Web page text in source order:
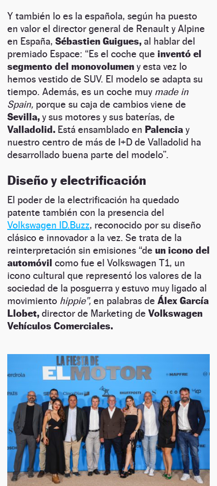
Y también lo es la española, según ha puesto
en valor el director general de Renault y Alpine
en España, Sébastien Guigues, al hablar del
premiado Espace: “Es el coche que inventó el
segmento del monovolumen y esta vez lo
hemos vestido de SUV. El modelo se adapta su
tiempo. Además, es un coche muy made in
Spain, porque su caja de cambios viene de
Sevilla, y sus motores y sus baterías, de
Valladolid. Está ensamblado en Palencia y
nuestro centro de más de I+D de Valladolid ha
desarrollado buena parte del modelo”.
Diseño y electrificación
El poder de la electrificación ha quedado
patente también con la presencia del
Volkswagen ID.Buzz, reconocido por su diseño
clásico e innovador a la vez. Se trata de la
reinterpretación sin emisiones “de un icono del
automóvil como fue el Volkswagen T1, un
icono cultural que representó los valores de la
sociedad de la posguerra y estuvo muy ligado al
movimiento hippie”, en palabras de Álex García
Llobet, director de Marketing de Volkswagen
Vehículos Comerciales.